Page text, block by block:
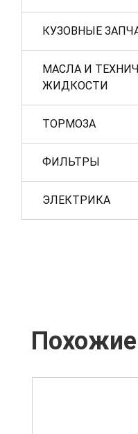
КУЗОВНЫЕ
МАСЛА И
ЖИДКОСТИ
ТОРМОЗА
ФИЛЬТРЫ
ЭЛЕКТРИКА